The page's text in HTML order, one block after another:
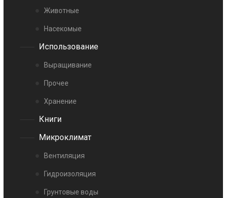
Животные
Насекомые
Использование
Выращивание
Прочее
Хранение
Книги
Микроклимат
Вентиляция
Гидроизоляция
Грунтовые воды